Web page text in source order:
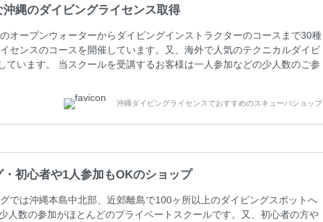
縄のダイビングライセンス取得
オープンウォーターからダイビングインストラクターのコースまで30種
センスのコースを開催しています。又、海外で人気のテクニカルダイビ
ています。 当スクールを受講するお客様は一人参加などの少人数のご参
ャンペーンを行っています。 ベーシックダイバー(Cカード) 1日間+eラ
￥22800(税込) ￥16800(税込) 器材 / 送迎 / 保険 / 全て込み ダイビン
沖縄ダイビングライセンスでおすすめのスキューバショップ
初心者や1人参加もOKのショップ
では沖縄本島中北部、近郊離島で100ヶ所以上のダイビングスポットへ
人数の参加がほとんどのプライベートスクールです。又、初心者の方や